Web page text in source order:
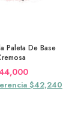
Paleta De Base
$42,240